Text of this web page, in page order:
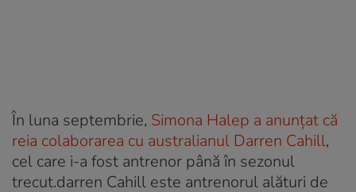
În luna septembrie, Simona Halep a anunțat că
reia colaborarea cu australianul Darren Cahill,
cel care i-a fost antrenor până în sezonul
trecut.darren Cahill este antrenorul alături de